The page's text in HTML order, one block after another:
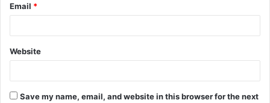
Email *
Website
Save my name, email, and website in this browser for the next